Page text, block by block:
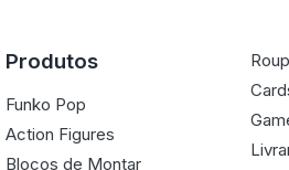
Produtos
Funko Pop
Action Figures
Blocos de Montar